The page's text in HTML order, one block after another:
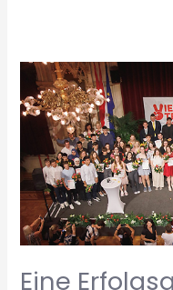
Eine
Eine
Erfolgsgeschichte